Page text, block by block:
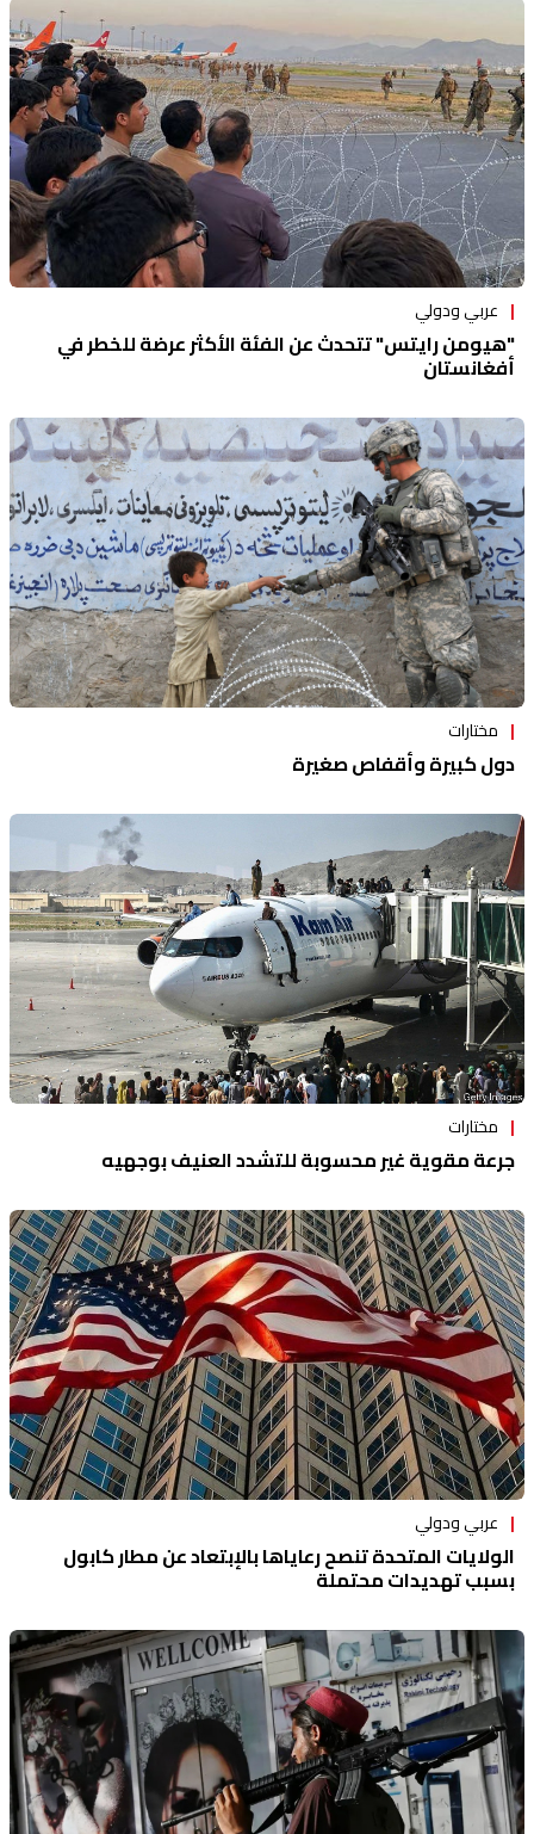
عربي ودولي
"هيومن رايتس" تتحدث عن الفئة الأكثر عرضة للخطر في
أفغانستان
مختارات
دول كبيرة وأقفاص صغيرة
مختارات
جرعة مقوية غير محسوبة للتشدد العنيف بوجهيه
عربي ودولي
الولايات المتحدة تنصح رعاياها بالإبتعاد عن مطار كابول
بسبب تهديدات محتملة